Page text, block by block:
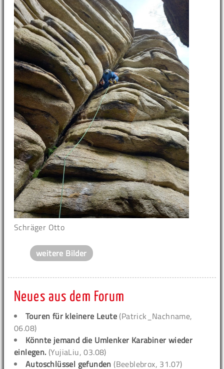
Schräger Otto
weitere Bilder
Neues aus dem Forum
Touren für kleinere Leute (Patrick_Nachname,
06.08)
Könnte jemand die Umlenker Karabiner wieder
einlegen. (YujiaLiu, 03.08)
Autoschlüssel gefunden (Beeblebrox, 31.07)